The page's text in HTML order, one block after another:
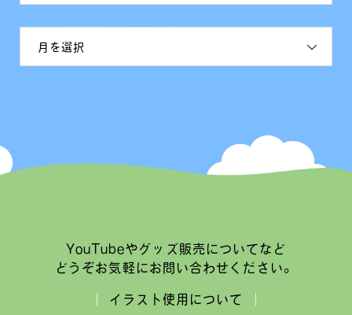
月を選択
YouTubeやグッズ販売についてなど
どうぞお気軽にお問い合わせください。
イラスト使用について